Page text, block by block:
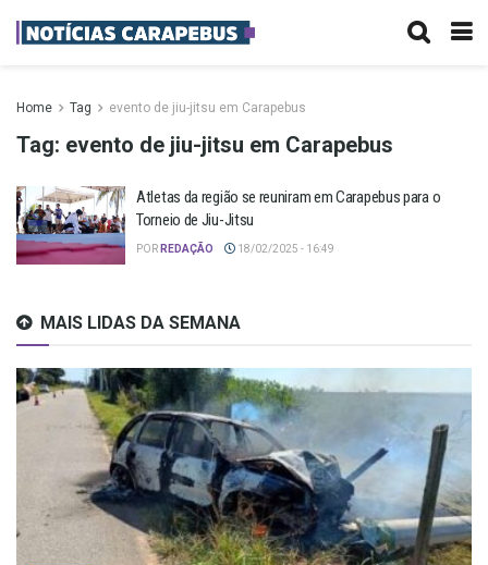
Home Tag evento de jiu-jitsu em Carapebus
Tag: evento de jiu-jitsu em Carapebus
Atletas da região se reuniram em Carapebus para o
Torneio de Jiu-Jitsu
POR REDAÇÃO 18/02/2025 - 16:49
MAIS LIDAS DA SEMANA